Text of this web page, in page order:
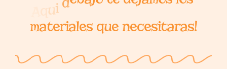
e s lo
materiales que necesitaras!